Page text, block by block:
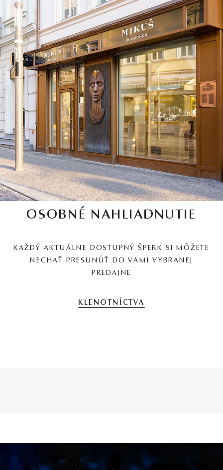
OSOBNÉ NAHLIADNUTIE
KAŽDÝ AKTUÁLNE DOSTUPNÝ ŠPERK SI MÔŽETE
NECHAŤ PRESUNÚŤ DO VAMI VYBRANEJ
PREDAJNE
KLENOTNÍCTVA